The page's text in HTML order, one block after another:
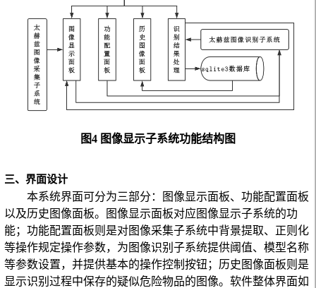
图4 图像显示子系统功能结构图
三、界面设计
本系统界面可分为三部分：图像显示面板、功能配置面板
以及历史图像面板。图像显示面板对应图像显示子系统的功
能；功能配置面板则是对图像采集子系统中背景提取、正则化
等操作规定操作参数，为图像识别子系统提供阈值、模型名称
等参数设置，并提供基本的操作控制按钮；历史图像面板则是
显示识别过程中保存的疑似危险物品的图像。软件整体界面如